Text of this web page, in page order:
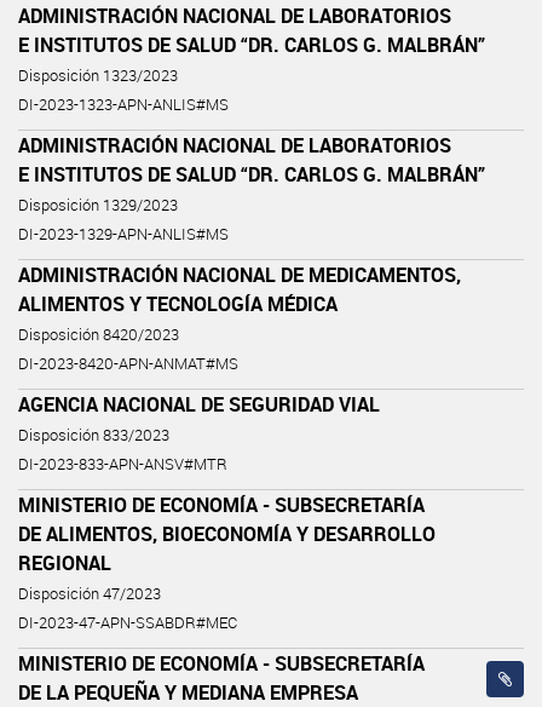
ADMINISTRACIÓN NACIONAL DE LABORATORIOS
E INSTITUTOS DE SALUD “DR. CARLOS G. MALBRÁN”
Disposición 1323/2023
DI-2023-1323-APN-ANLIS#MS
ADMINISTRACIÓN NACIONAL DE LABORATORIOS
E INSTITUTOS DE SALUD “DR. CARLOS G. MALBRÁN”
Disposición 1329/2023
DI-2023-1329-APN-ANLIS#MS
ADMINISTRACIÓN NACIONAL DE MEDICAMENTOS,
ALIMENTOS Y TECNOLOGÍA MÉDICA
Disposición 8420/2023
DI-2023-8420-APN-ANMAT#MS
AGENCIA NACIONAL DE SEGURIDAD VIAL
Disposición 833/2023
DI-2023-833-APN-ANSV#MTR
MINISTERIO DE ECONOMÍA - SUBSECRETARÍA
DE ALIMENTOS, BIOECONOMÍA Y DESARROLLO
REGIONAL
Disposición 47/2023
DI-2023-47-APN-SSABDR#MEC
MINISTERIO DE ECONOMÍA - SUBSECRETARÍA
DE LA PEQUEÑA Y MEDIANA EMPRESA